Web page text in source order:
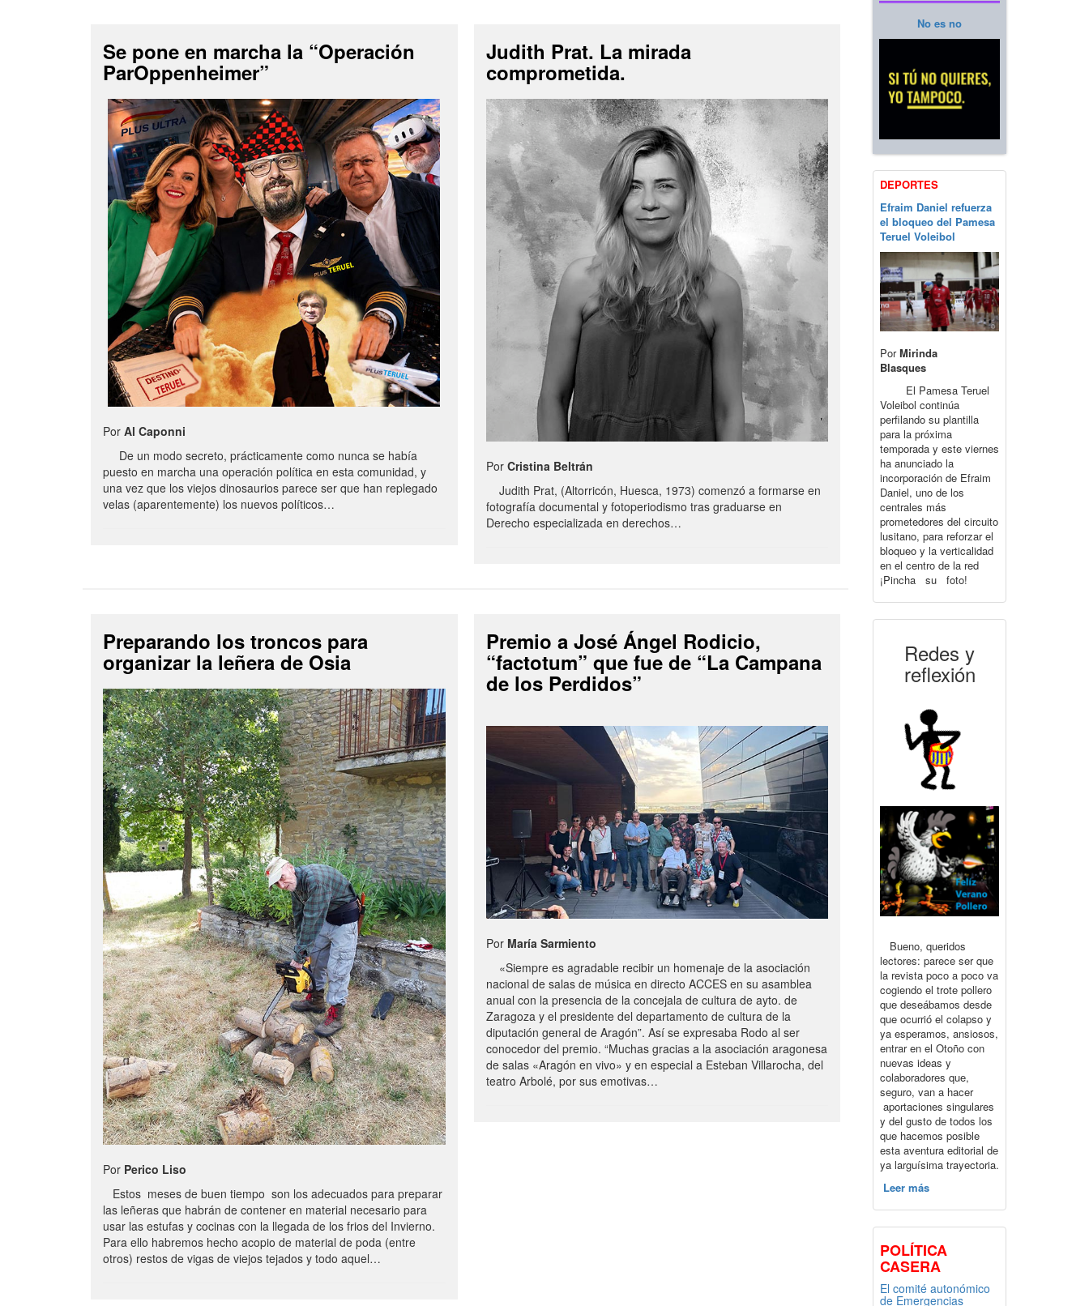
Se pone en marcha la “Operación
ParOppenheimer”
Por Al Caponni
De un modo secreto, prácticamente como nunca se había
puesto en marcha una operación política en esta comunidad, y
una vez que los viejos dinosaurios parece ser que han replegado
velas (aparentemente) los nuevos políticos…
Judith Prat. La mirada
comprometida.
PorCristina Beltrán
Judith Prat, (Altorricón, Huesca, 1973) comenzó a formarse en
fotografía documental y fotoperiodismo tras graduarse en
Derecho especializada en derechos…
Preparando los troncos para
organizar la leñera de Osia
Por Perico Liso
Estos meses de buen tiempo son los adecuados para preparar
las leñeras que habrán de contener en material necesario para
usar las estufas y cocinas con la llegada de los frios del Invierno.
Para ello habremos hecho acopio de material de poda (entre
otros) restos de vigas de viejos tejados y todo aquel…
Premio a José Ángel Rodicio,
“factotum” que fue de “La Campana
de los Perdidos”
Por María Sarmiento
«Siempre es agradable recibir un homenaje de la asociación
nacional de salas de música en directo ACCES en su asamblea
anual con la presencia de la concejala de cultura de ayto. de
Zaragoza y el presidente del departamento de cultura de la
diputación general de Aragón”. Así se expresaba Rodo al ser
conocedor del premio. “Muchas gracias a la asociación aragonesa
de salas «Aragón en vivo» y en especial a Esteban Villarocha, del
teatro Arbolé, por sus emotivas…
No es no
DEPORTES
Efraim Daniel refuerza
el bloqueo del Pamesa
Teruel Voleibol
PorMirinda
Blasques
El Pamesa Teruel
Voleibol continúa
perfilando su plantilla
para la próxima
temporada y este viernes
ha anunciado la
incorporación de Efraim
Daniel, uno de los
centrales más
prometedores del circuito
lusitano, para reforzar el
bloqueo y la verticalidad
en el centro de la red
¡Pincha su foto!
Redes y
reflexión
Bueno, queridos
lectores: parece ser que
la revista poco a poco va
cogiendo el trote pollero
que deseábamos desde
que ocurrió el colapso y
ya esperamos, ansiosos,
entrar en el Otoño con
nuevas ideas y
colaboradores que,
seguro, van a hacer
aportaciones singulares
y del gusto de todos los
que hacemos posible
esta aventura editorial de
ya larguísima trayectoria.
Leer más
POLÍTICA
CASERA
El comité autonómico
de Emergencias